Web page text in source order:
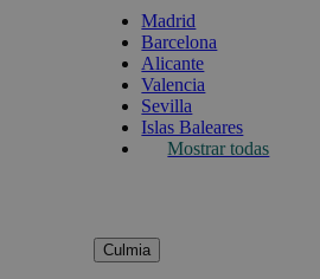
Madrid
Barcelona
Alicante
Valencia
Sevilla
Islas Baleares
Mostrar todas
Culmia